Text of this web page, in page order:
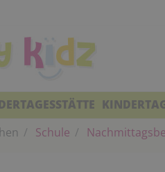
Schule